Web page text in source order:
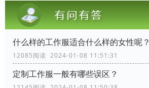
什么样的工作服适合什么样的女性呢？
12085阅读 2024-01-08 11:51:31
定制工作服一般有哪些误区？